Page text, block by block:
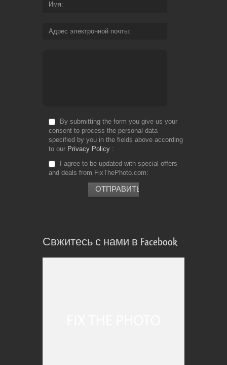
Имя
Адрес электронной почты
By submitting the form you give us your
consent to process the personal data
specified by you in the fields above according
to our Privacy Policy
I agree to be updated with special offers
and deals from FixThePhoto.com
Свжитесь с нами в Facebook